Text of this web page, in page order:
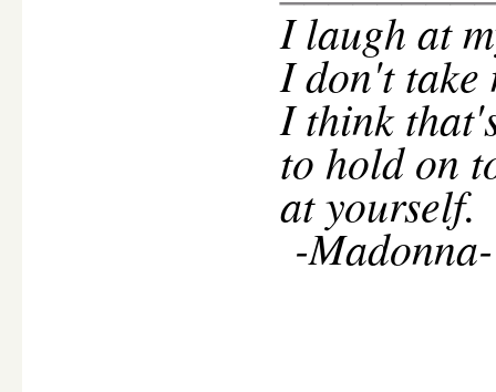
Ilaugh at
I don't take
I think
to hold on
at yourself.
-Madonna-